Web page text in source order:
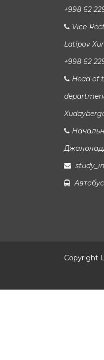
+998 62
Vice-
Latipov
+998 62
Head of
Автобус
Copyright